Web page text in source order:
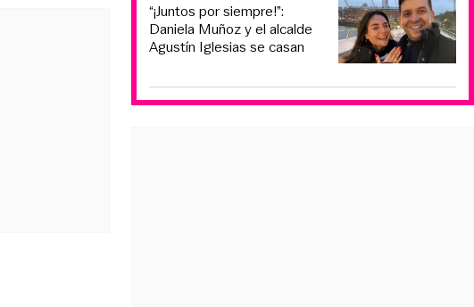
“¡Juntos por siempre!”:
Daniela Muñoz y el alcalde
Agustín Iglesias se casan